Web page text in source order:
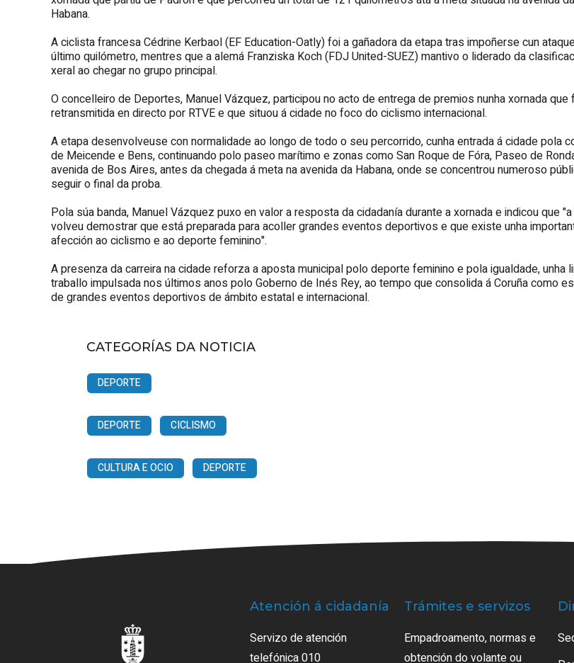
Habana.
A ciclista francesa Cédrine Kerbaol (EF Education-Oatly) foi a gañadora da etapa tras impoñerse cun
último quilómetro, mentres que a alemá Franziska Koch (FDJ United-SUEZ) mantivo o liderado da
xeral ao chegar no grupo principal.
O concelleiro de Deportes, Manuel Vázquez, participou no acto de entrega de premios nunha xornada que
retransmitida en directo por RTVE e que situou á cidade no foco do ciclismo internacional.
A etapa desenvolveuse con normalidade ao longo de todo o seu percorrido, cunha entrada á cidade pola
de Meicende e Bens, continuando polo paseo marítimo e zonas como San Roque de Fóra, Paseo de
avenida de Bos Aires, antes da chegada á meta na avenida da Habana, onde se concentrou numeroso
seguir o final da proba.
Pola súa banda, Manuel Vázquez puxo en valor a resposta da cidadanía durante a xornada e indicou que "a
volveu demostrar que está preparada para acoller grandes eventos deportivos e que existe unha
afección ao ciclismo e ao deporte feminino".
A presenza da carreira na cidade reforza a aposta municipal polo deporte feminino e pola igualdade, unha
traballo impulsada nos últimos anos polo Goberno de Inés Rey, ao tempo que consolida á Coruña como
de grandes eventos deportivos de ámbito estatal e internacional.
CATEGORÍAS DA NOTICIA
DEPORTE
DEPORTE CICLISMO
CULTURA E OCIO DEPORTE
Atención á cidadanía
Servizo de atención
telefónica 010
Trámites e servizos
Empadroamento, normas e
obtención do volante ou